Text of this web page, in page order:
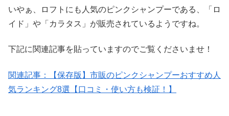
いやぁ、ロフトにも人気のピンクシャンプーである、「ロ
イド」や「カラタス」が販売されているようですね。
下記に関連記事を貼っていますのでご覧くださいませ！
関連記事：
【保存版】市販のピンクシャンプーおすすめ人
気ランキング8選【口コミ・使い方も検証！】